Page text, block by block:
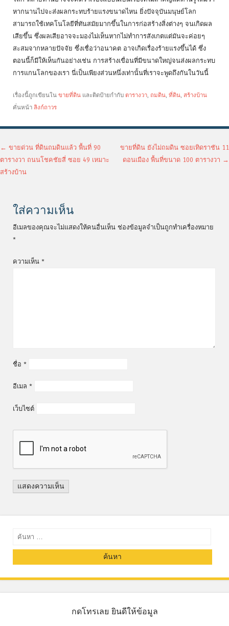
หากนานไปจะส่งผลกระทบร้ายแรงขนาดไหน ยิ่งปัจจุบันมนุษย์โลก
สามารถใช้เทคโนโลยีที่ทันสมัยมากขึ้นในการก่อสร้างสิ่งต่างๆ จนเกิดผล
เสียขึ้น ซึ่งผลเสียอาจจะมองไม่เห็นหากไม่ทำการสังเกตแต่มันจะค่อยๆ
สะสมจากหลายปัจจัย ซึ่งเชื่อว่าอนาคต อาจเกิดเรื่องร้ายแรงขึ้นได้ ซึ่ง
ตอนนี้ก็มีให้เห็นกันอย่างเช่น การสร้างเขื่อนที่มีขนาดใหญ่จนส่งผลกระทบ
การแกนโลกของเรา นี่เป็นเพียงส่วนหนึ่งเท่านั้นที่เราจะพูดถึงกันในวันนี้
เรื่องนี้ถูกเขียนใน ขายที่ดิน และติดป้ายกำกับ ตารางวา, ถมดิน, ที่ดิน, สร้างบ้าน
คั่นหน้า ลิงก์ถาวร
เมนูนำทางเรื่อง
← ขายด่วน ที่ดินถมดินแล้ว พื้นที่ 90
ตารางวา ถนนโชคชัยสี่ ซอย 49 เหมาะ
สร้างบ้าน
ขายที่ดิน ยังไม่ถมดิน ซอยเทิดราชัน 11
ดอนเมือง พื้นที่ขนาด 100 ตารางวา →
ใส่ความเห็น
อีเมลของคุณจะไม่แสดงให้คนอื่นเห็น ช่องข้อมูลจำเป็นถูกทำเครื่องหมาย
*
ความเห็น *
ชื่อ *
อีเมล *
เว็บไซต์
ค้นหา
กดโทรเลย ยินดีให้ข้อมูล